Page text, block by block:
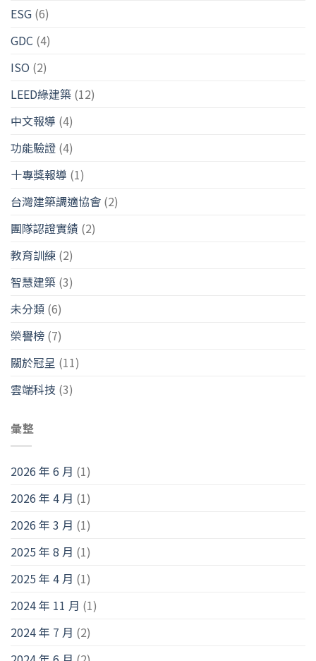
ESG (6)
GDC (4)
ISO (2)
LEED綠建築 (12)
中文報導 (4)
功能驗證 (4)
十專獎報導 (1)
台灣建築調適協會 (2)
團隊認證實績 (2)
教育訓練 (2)
智慧建築 (3)
未分類 (6)
榮譽榜 (7)
關於冠呈 (11)
雲端科技 (3)
彙整
2026 年 6 月 (1)
2026 年 4 月 (1)
2026 年 3 月 (1)
2025 年 8 月 (1)
2025 年 4 月 (1)
2024 年 11 月 (1)
2024 年 7 月 (2)